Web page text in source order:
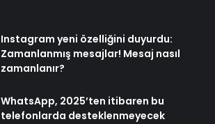
Instagram yeni özelliğini duyurdu:
Zamanlanmış mesajlar! Mesaj nasıl
zamanlanır?
WhatsApp, 2025’ten itibaren bu
telefonlarda desteklenmeyecek